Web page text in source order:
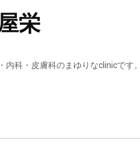
栄
科・皮膚科のまゆりなclinicです。